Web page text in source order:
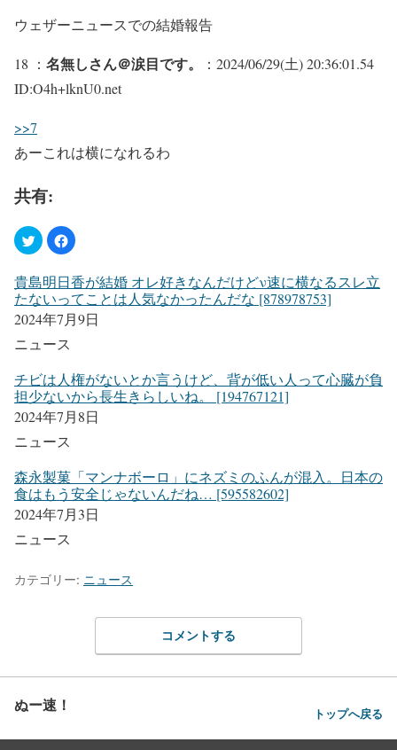
ウェザーニュースでの結婚報告
18 ： 名無しさん＠涙目です。
：2024/06/29(土) 20:36:01.54
ID:O4h+lknU0.net
>>7
あーこれは横になれるわ
共有:
貴島明日香が結婚 オレ好きなんだけどν速に横なるスレ立
たないってことは人気なかったんだな [878978753]
2024年7月9日
ニュース
チビは人権がないとか言うけど、背が低い人って心臓が負
担少ないから長生きらしいね。 [194767121]
2024年7月8日
ニュース
森永製菓「マンナボーロ」にネズミのふんが混入。日本の
食はもう安全じゃないんだね… [595582602]
2024年7月3日
ニュース
カテゴリー: ニュース
コメントする
ぬー速！ トップへ戻る